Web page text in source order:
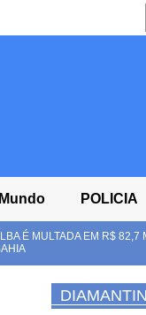
Mundo POLICIA
APÓS ANEL APONTAR